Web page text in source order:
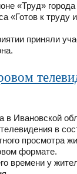
«Труд»
«Готов к
приняли
в Ивановской
в
просмотра
формате.
времени у